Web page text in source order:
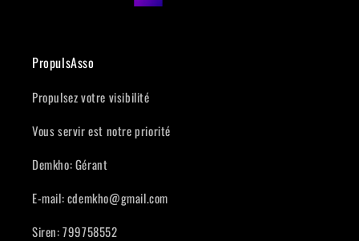
PropulsAsso
Propulsez votre visibilité
Vous servir est notre priorité
Demkho: Gérant
E-mail: cdemkho@gmail.com
Siren: 799758552